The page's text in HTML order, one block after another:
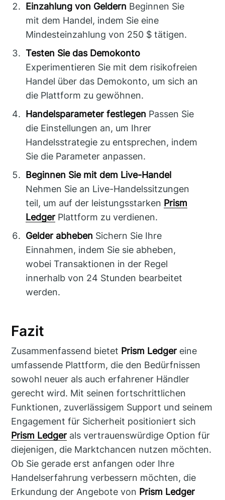
Einzahlung von Geldern Beginnen Sie
mit dem Handel, indem Sie eine
Mindesteinzahlung von 250 $ tätigen.
Testen Sie das Demokonto
Experimentieren Sie mit dem risikofreien
Handel über das Demokonto, um sich an
die Plattform zu gewöhnen.
Handelsparameter festlegen Passen Sie
die Einstellungen an, um Ihrer
Handelsstrategie zu entsprechen, indem
Sie die Parameter anpassen.
Beginnen Sie mit dem Live-Handel
Nehmen Sie an Live-Handelssitzungen
teil, um auf der leistungsstarken Prism
Ledger Plattform zu verdienen.
Gelder abheben Sichern Sie Ihre
Einnahmen, indem Sie sie abheben,
wobei Transaktionen in der Regel
innerhalb von 24 Stunden bearbeitet
werden.
Fazit
Zusammenfassend bietet Prism Ledger eine
umfassende Plattform, die den Bedürfnissen
sowohl neuer als auch erfahrener Händler
gerecht wird. Mit seinen fortschrittlichen
Funktionen, zuverlässigem Support und seinem
Engagement für Sicherheit positioniert sich
Prism Ledger als vertrauenswürdige Option für
diejenigen, die Marktchancen nutzen möchten.
Ob Sie gerade erst anfangen oder Ihre
Handelserfahrung verbessern möchten, die
Erkundung der Angebote von Prism Ledger